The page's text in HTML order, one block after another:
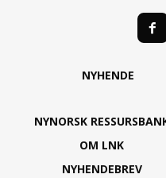
NYHENDE
NYNORSK
OM LNK
NYHENDEBREV